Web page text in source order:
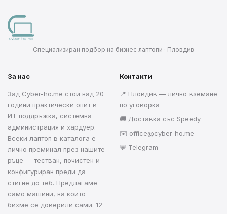
Специализиран подбор на бизнес лаптопи · Пловдив
За нас
Зад Cyber-ho.me стои над 20
години практически опит в
ИТ поддръжка, системна
администрация и хардуер.
Всеки лаптоп в каталога е
лично преминал през нашите
ръце — тестван, почистен и
конфигуриран преди да
стигне до теб. Предлагаме
само машини, на които
бихме се доверили сами. 12
Контакти
📍 Пловдив — лично вземане
по уговорка
🚚 Доставка със Speedy
✉️ office@cyber-ho.me
💬 Telegram